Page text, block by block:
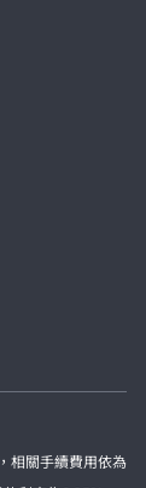
相關手續費用依為